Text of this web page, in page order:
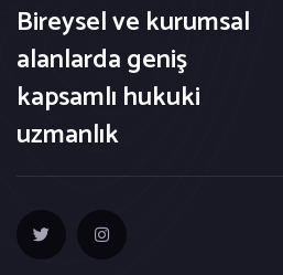
Bireysel ve kurumsal
alanlarda geniş
kapsamlı hukuki
uzmanlık